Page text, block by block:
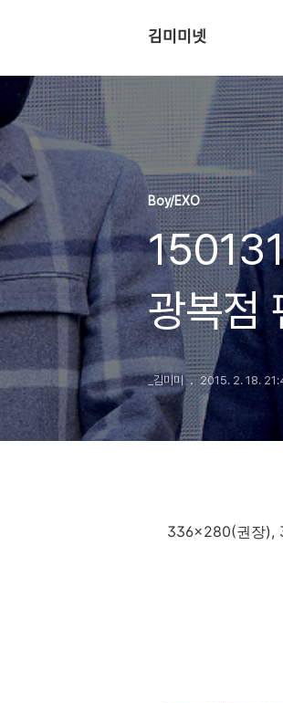
김미미넷
Boy/EXO
광복점
_김미미 2015. 2. 18.
336x280(권장),